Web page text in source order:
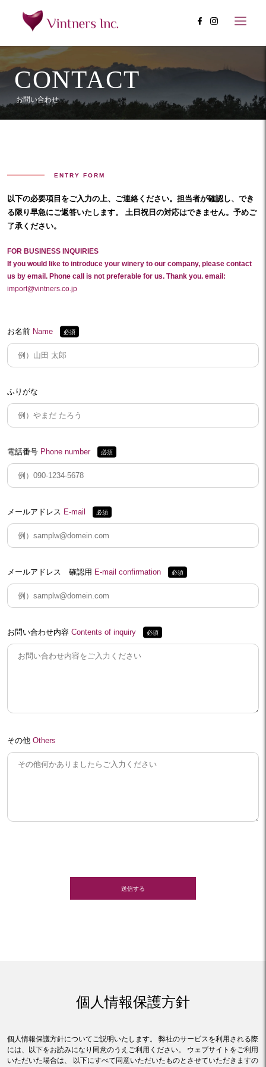
CONTACT
お問い合わせ
ENTRY FORM
以下の必要項目をご入力の上、ご連絡ください。担当者が確認し、でき
る限り早急にご返答いたします。 土日祝日の対応はできません。予めご
了承ください。
FOR BUSINESS INQUIRIES
If you would like to introduce your winery to our company, please contact
us by email. Phone call is not preferable for us. Thank you. email:
import@vintners.co.jp
お名前 Name
ふりがな
電話番号 Phone number
メールアドレス E-mail
メールアドレス 確認用 E-mail confirmation
お問い合わせ内容 Contents of inquiry
その他 Others
送信する
個人情報保護方針
個人情報保護方針についてご説明いたします。 弊社のサービスを利用される際
には、以下をお読みになり同意のうえご利用ください。 ウェブサイトをご利用
いただいた場合は、 以下にすべて同意いただいたものとさせていただきますの